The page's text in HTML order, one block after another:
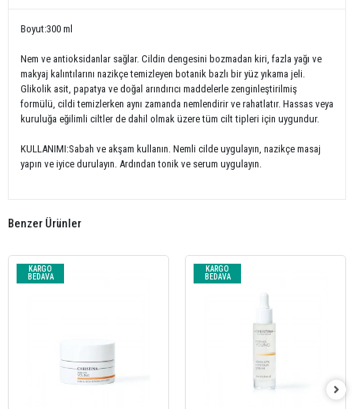
Boyut:300 ml
Nem ve antioksidanlar sağlar. Cildin dengesini bozmadan kiri, fazla yağı ve
makyaj kalıntılarını nazikçe temizleyen botanik bazlı bir yüz yıkama jeli.
Glikolik asit, papatya ve doğal arındırıcı maddelerle zenginleştirilmiş
formülü, cildi temizlerken aynı zamanda nemlendirir ve rahatlatır. Hassas veya
kuruluğa eğilimli ciltler de dahil olmak üzere tüm cilt tipleri için uygundur.
KULLANIMI:Sabah ve akşam kullanın. Nemli cilde uygulayın, nazikçe masaj
yapın ve iyice durulayın. Ardından tonik ve serum uygulayın.
Benzer Ürünler
KARGO
BEDAVA
KARGO
BEDAVA